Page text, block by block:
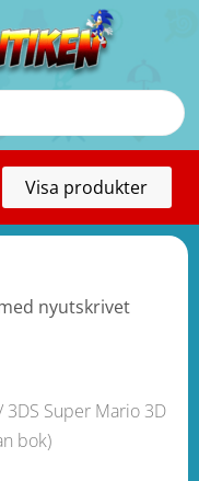
Visa produkter
3DS Super Mario 3D
bok)